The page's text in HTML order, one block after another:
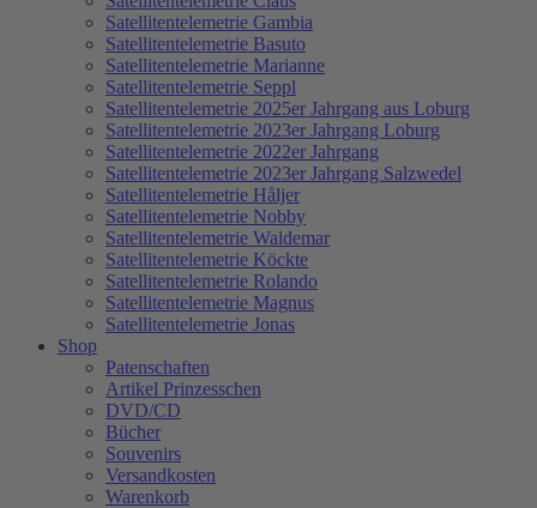
Satellitentelemetrie Gambia
Satellitentelemetrie Basuto
Satellitentelemetrie Marianne
Satellitentelemetrie Seppl
Satellitentelemetrie 2025er Jahrgang aus Loburg
Satellitentelemetrie 2023er Jahrgang Loburg
Satellitentelemetrie 2022er Jahrgang
Satellitentelemetrie 2023er Jahrgang Salzwedel
Satellitentelemetrie Håljer
Satellitentelemetrie Nobby
Satellitentelemetrie Waldemar
Satellitentelemetrie Köckte
Satellitentelemetrie Rolando
Satellitentelemetrie Magnus
Satellitentelemetrie Jonas
Shop
Patenschaften
Artikel Prinzesschen
DVD/CD
Bücher
Souvenirs
Versandkosten
Warenkorb